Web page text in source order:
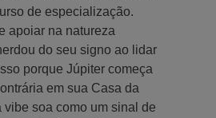
de especialização.
apoiar na natureza
do seu signo ao lidar
porque Júpiter começa
em sua Casa da
vibe soa como um sinal de